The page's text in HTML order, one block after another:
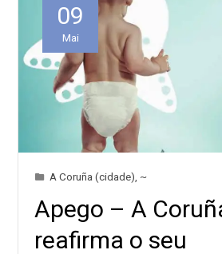
09
Mai
A Coruña (cidade) ~
Apego – A
reafirma o seu